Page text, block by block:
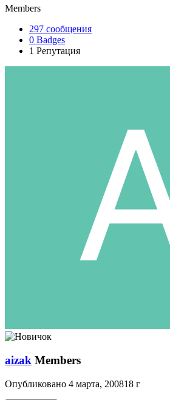
Members
297 сообщения
0 Badges
1 Репутация
aizak Members
Опубликовано 4 марта, 200818 г